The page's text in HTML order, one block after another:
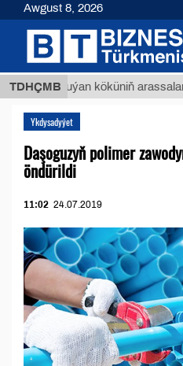
TDHÇMB
Buýan köküniň
Ykdysadyýet
Daşoguzyň polimer
öndürildi
11:02 24.07.2019
Awgust 8, 2026